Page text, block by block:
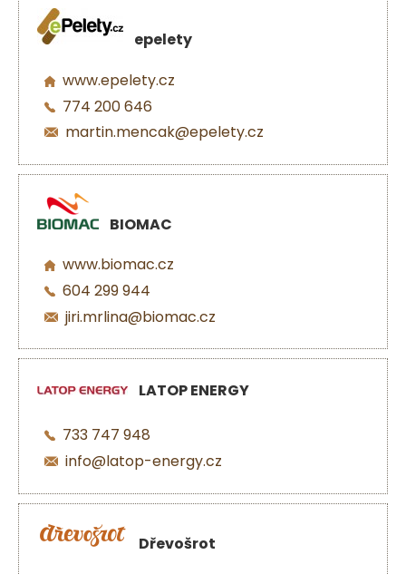
epelety
www.epelety.cz
774 200 646
martin.mencak@epelety.cz
BIOMAC
www.biomac.cz
604 299 944
jiri.mrlina@biomac.cz
LATOP ENERGY
733 747 948
info@latop-energy.cz
Dřevošrot